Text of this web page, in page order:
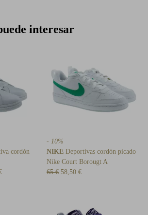
interesar
cordón
- 10%
NIKE Deportivas cordón picado
Nike Court Borougt A
65 € 58,50 €